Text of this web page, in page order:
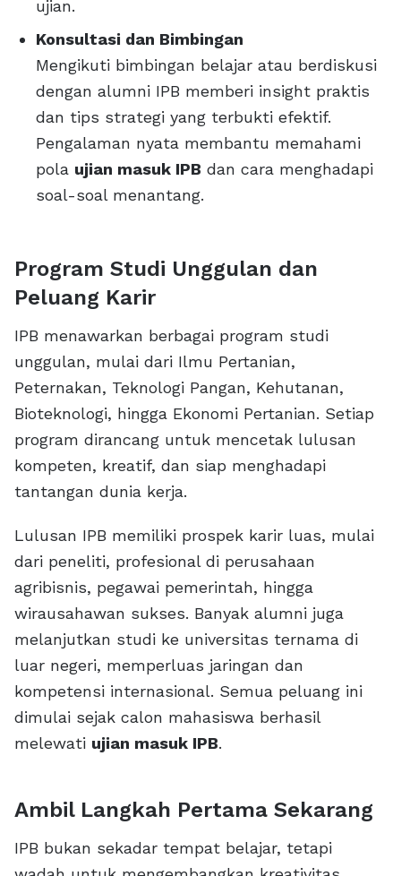
ujian.
Konsultasi dan Bimbingan
Mengikuti bimbingan belajar atau berdiskusi
dengan alumni IPB memberi insight praktis
dan tips strategi yang terbukti efektif.
Pengalaman nyata membantu memahami
pola ujian masuk IPB dan cara menghadapi
soal-soal menantang.
Program Studi Unggulan dan
Peluang Karir
IPB menawarkan berbagai program studi
unggulan, mulai dari Ilmu Pertanian,
Peternakan, Teknologi Pangan, Kehutanan,
Bioteknologi, hingga Ekonomi Pertanian. Setiap
program dirancang untuk mencetak lulusan
kompeten, kreatif, dan siap menghadapi
tantangan dunia kerja.
Lulusan IPB memiliki prospek karir luas, mulai
dari peneliti, profesional di perusahaan
agribisnis, pegawai pemerintah, hingga
wirausahawan sukses. Banyak alumni juga
melanjutkan studi ke universitas ternama di
luar negeri, memperluas jaringan dan
kompetensi internasional. Semua peluang ini
dimulai sejak calon mahasiswa berhasil
melewati ujian masuk IPB.
Ambil Langkah Pertama Sekarang
IPB bukan sekadar tempat belajar, tetapi